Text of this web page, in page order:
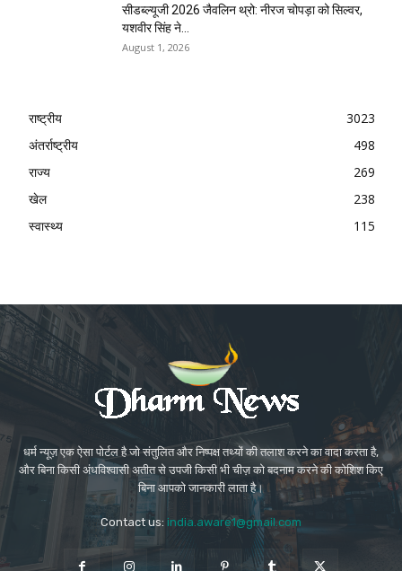
सीडब्ल्यूजी 2026 जैवलिन थ्रो: नीरज चोपड़ा को सिल्वर,
यशवीर सिंह ने...
August 1, 2026
राष्ट्रीय
3023
अंतर्राष्ट्रीय
498
राज्य
269
खेल
238
स्वास्थ्य
115
धर्म न्यूज़ एक ऐसा पोर्टल है जो संतुलित और निष्पक्ष तथ्यों की तलाश करने का वादा करता है,
और बिना किसी अंधविश्वासी अतीत से उपजी किसी भी चीज़ को बदनाम करने की कोशिश किए
बिना आपको जानकारी लाता है।
Contact us: india.aware1@gmail.com